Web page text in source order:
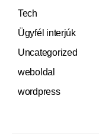
Tech
Ügyfél interjúk
Uncategorized
weboldal
wordpress